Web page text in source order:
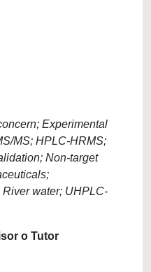
Experimental
MS; HPLC-HRMS;
Non-target
water; UHPLC-
o Tutor